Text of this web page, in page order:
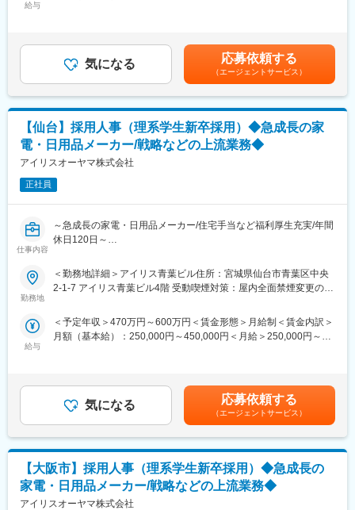
変更の範囲：会社の定める業務
・学校訪問
・採用実績進捗管理
など
幅広い職種の採用を行っているため、
前職のご経験を活かしスキルアップが叶えられる環境です。
■働き方:
エリア：東京・大阪・宮城 が中心
※一部、全国の工場に出張が発生する場合もございます。
■やりがい
を通じた企業ブランディングの向上に携わることができます。
給与
る可能性がございます。※休日出勤手当あり※リーダー職は固定残
業手当（50,000円／20～25h／超過分別途支給）※管理監督職は時
間外手当の対象外賃金はあくまでも目安の金額であり、選考を通
じて上下する可能性があります。月給(月額)は固定手当を含めた表
記です。
気になる 応募依頼する
（エージェントサービス）
【仙台】採用人事（理系学生新卒採用）◆急成長の家
電・日用品メーカー/戦略などの上流業務◆
アイリスオーヤマ株式会社
正社員
仕事内容
～急成長の家電・日用品メーカー/住宅手当など福利厚生充実/年間
休日120日～
■採用背景:
・今後の事業拡大および新規事業の立ち上げを支えていく
理系採用、（大卒・高専卒）採用を強化するため、増員での募集
■職務内容：
・面接対応（1次～最終面接アテンド）
・学校訪問
・採用実績進捗管理
など
・当社では開発エンジニア、応用研究職、SE、電気工事、製造物
流など
幅広い職種の採用を行っているため、
前職のご経験を活かしスキルアップが叶えられる環境です。
勤務地
＜勤務地詳細＞アイリス青葉ビル住所：宮城県仙台市青葉区中央
2-1-7 アイリス青葉ビル4階 受動喫煙対策：屋内全面禁煙変更の範
給与
＜予定年収＞470万円～600万円＜賃金形態＞月給制＜賃金内訳＞
月額（基本給）：250,000円～450,000円＜月給＞250,000円～
る可能性がございます。※休日出勤手当あり※リーダー職は固定残
業手当（50,000円／20～25h／超過分別途支給）※管理監督職は時
間外手当の対象外賃金はあくまでも目安の金額であり、選考を通
じて上下する可能性があります。月給(月額)は固定手当を含めた表
記です。
気になる 応募依頼する
（エージェントサービス）
【大阪市】採用人事（理系学生新卒採用）◆急成長の
家電・日用品メーカー/戦略などの上流業務◆
アイリスオーヤマ株式会社